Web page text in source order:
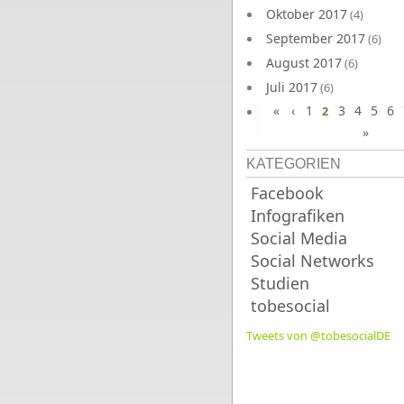
Oktober 2017(4)
September 2017(6)
August 2017(6)
Juli 2017(6)
Juni 2017(6)
« ‹ 1 2 3 4 5 6
»
KATEGORIEN
Facebook
Infografiken
Social Media
Social Networks
Studien
tobesocial
Tweets von @tobesocialDE